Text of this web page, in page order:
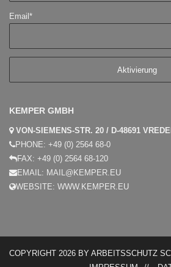
Email*
KEMPER GMBH
VON-SIEMENS-STR. 20 / D-48691
PHONE: +49 (0) 2564 68-0
FAX: +49 (0) 2564 68-120
EMAIL: MAIL@KEMPER.EU
WEBSITE: WWW.KEMPER.EU
COPYRIGHT 2026 BY ARBEITSSCHUTZ